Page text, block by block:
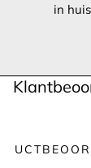
in huis